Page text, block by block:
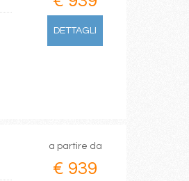
DETTAGLI
a partire da
€ 939